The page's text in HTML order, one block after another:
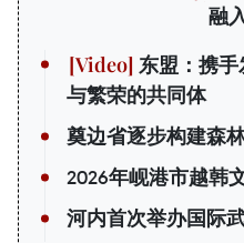
融
东盟：携
与繁荣的共同体
奠边省逐步构建森
2026年岘港市越韩
河内首次举办国际